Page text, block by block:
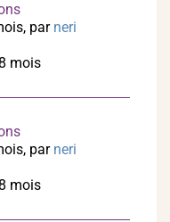
par neri
mois
par neri
mois